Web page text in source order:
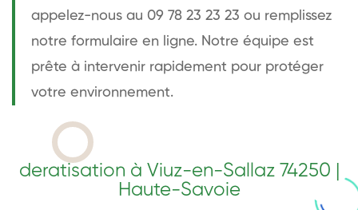
appelez-nous au 09 78 23 23 23 ou remplissez
notre formulaire en ligne. Notre équipe est
prête à intervenir rapidement pour protéger
votre environnement.
deratisation à Viuz-en-Sallaz 74250 |
Haute-Savoie